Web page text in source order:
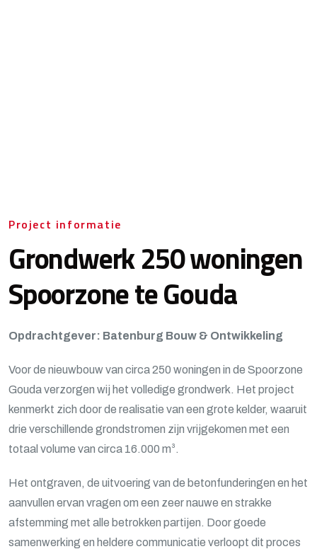
Project informatie
Grondwerk 250 woningen
Spoorzone te Gouda
Opdrachtgever: Batenburg Bouw & Ontwikkeling
Voor de nieuwbouw van circa 250 woningen in de Spoorzone
Gouda verzorgen wij het volledige grondwerk. Het project
kenmerkt zich door de realisatie van een grote kelder, waaruit
drie verschillende grondstromen zijn vrijgekomen met een
totaal volume van circa 16.000 m³.
Het ontgraven, de uitvoering van de betonfunderingen en het
aanvullen ervan vragen om een zeer nauwe en strakke
afstemming met alle betrokken partijen. Door goede
samenwerking en heldere communicatie verloopt dit proces